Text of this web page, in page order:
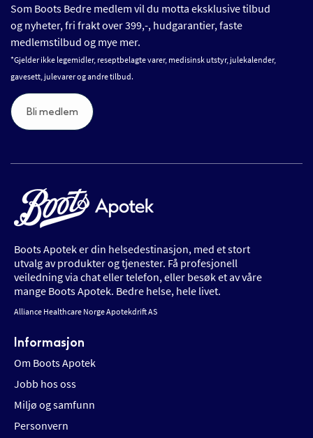
Som Boots Bedre medlem vil du motta eksklusive tilbud
og nyheter, fri frakt over 399,-, hudgarantier, faste
medlemstilbud og mye mer.
*Gjelder ikke legemidler, reseptbelagte varer, medisinsk utstyr, julekalender,
gavesett, julevarer og andre tilbud.
Bli medlem
Boots Apotek er din helsedestinasjon, med et stort
utvalg av produkter og tjenester. Få profesjonell
veiledning via chat eller telefon, eller besøk et av våre
mange Boots Apotek. Bedre helse, hele livet.
Alliance Healthcare Norge Apotekdrift AS
Informasjon
Om Boots Apotek
Jobb hos oss
Miljø og samfunn
Personvern